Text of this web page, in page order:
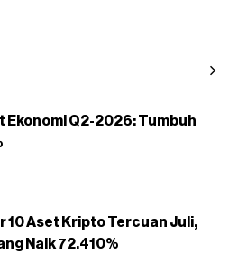
Ekonomi Q2-2026: Tumbuh
10 Aset Kripto Tercuan Juli,
Naik 72.410%